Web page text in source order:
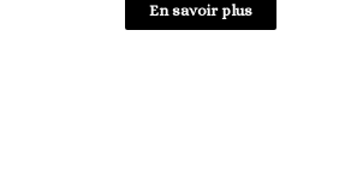
En savoir plus